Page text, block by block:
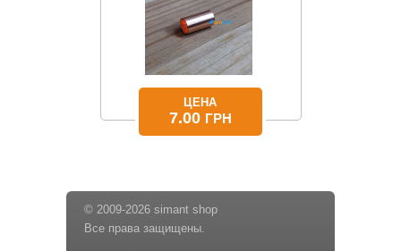
ЦЕНА
7.00 ГРН
© 2009-2026 simant shop
Все права защищены.